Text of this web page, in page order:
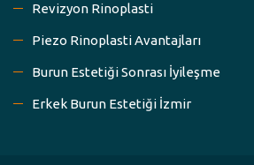
Revizyon Rinoplasti
Piezo Rinoplasti Avantajları
Burun Estetiği Sonrası İyileşme
Erkek Burun Estetiği İzmir